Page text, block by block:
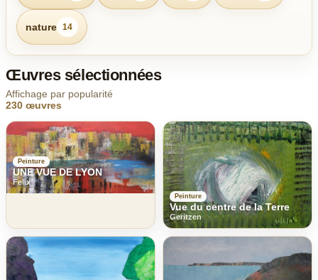
nature 14
Œuvres sélectionnées
Affichage par popularité
230 œuvres
Peinture
UNE VUE DE LYON
Felix
Peinture
Vue du centre de la Terre
Geritzen